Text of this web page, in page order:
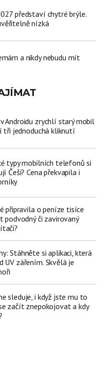
představí chytré brýle.
nízká
a nikdy nebudu mít
Androidu zrychlí starý mobil
tři jednoduchá kliknutí
typy mobilních telefonů si
Češi? Cena překvapila i
připravila o peníze tisíce
podvodný či zavirovaný
Stáhněte si aplikaci, která
UV zářením. Skvělá je
sleduje, i když jste mu to
začít znepokojovat a kdy